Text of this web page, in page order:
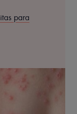
para